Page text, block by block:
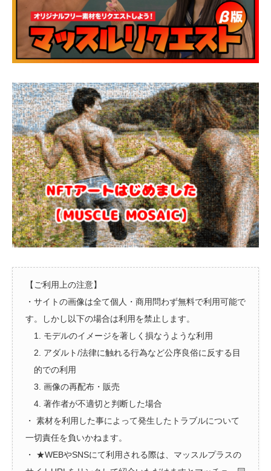
【ご利用上の注意】
・サイトの画像は全て個人・商用問わず無料で利用可能で
す。しかし以下の場合は利用を禁止します。
1. モデルのイメージを著しく損なうような利用
2. アダルト/法律に触れる行為など公序良俗に反する目
的での利用
3. 画像の再配布・販売
4. 著作者が不適切と判断した場合
・ 素材を利用した事によって発生したトラブルについて
一切責任を負いかねます。
・ ★WEBやSNSにて利用される際は、マッスルプラスの